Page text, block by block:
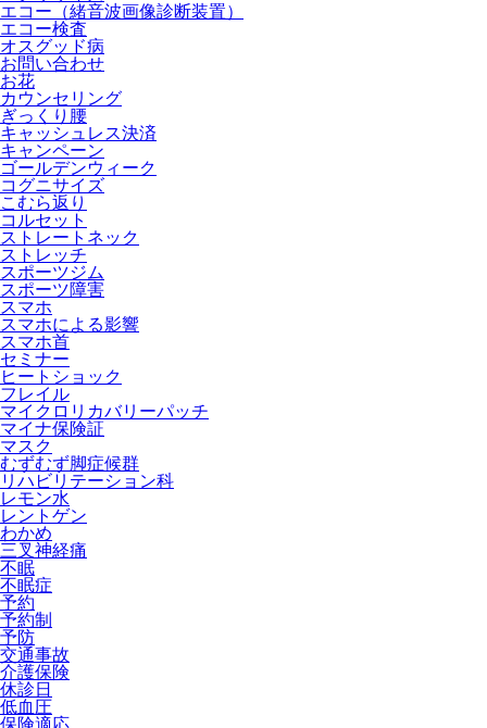
エコー（緒音波画像診断装置）
エコー検査
オスグッド病
お問い合わせ
お花
カウンセリング
ぎっくり腰
キャッシュレス決済
キャンペーン
ゴールデンウィーク
コグニサイズ
こむら返り
コルセット
ストレートネック
ストレッチ
スポーツジム
スポーツ障害
スマホ
スマホによる影響
スマホ首
セミナー
ヒートショック
フレイル
マイクロリカバリーパッチ
マイナ保険証
マスク
むずむず脚症候群
リハビリテーション科
レモン水
レントゲン
わかめ
三叉神経痛
不眠
不眠症
予約
予約制
予防
交通事故
介護保険
休診日
低血圧
保険適応